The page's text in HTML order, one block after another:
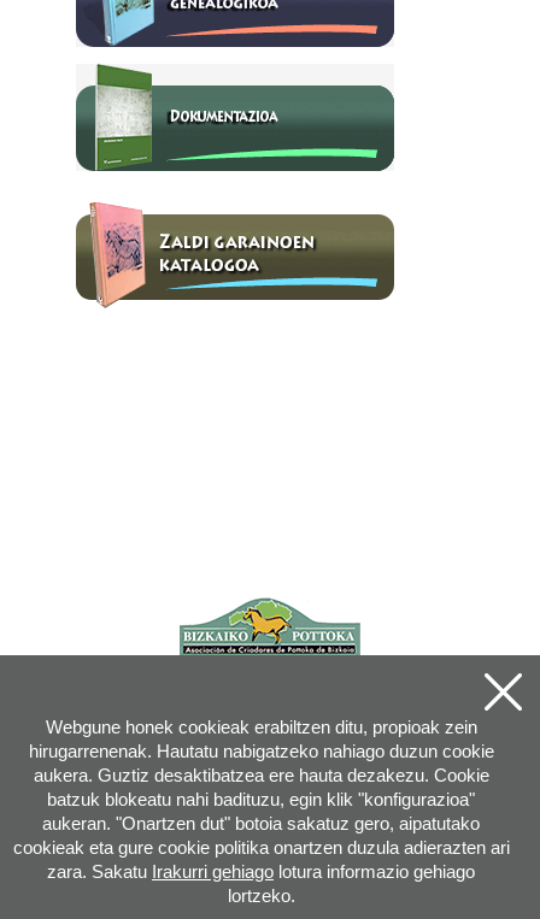
Webgune honek cookieak erabiltzen ditu, propioak zein
hirugarrenenak. Hautatu nabigatzeko nahiago duzun cookie
aukera. Guztiz desaktibatzea ere hauta dezakezu. Cookie
batzuk blokeatu nahi badituzu, egin klik "konfigurazioa"
aukeran. "Onartzen dut" botoia sakatuz gero, aipatutako
cookieak eta gure cookie politika onartzen duzula adierazten ari
zara. Sakatu Irakurri gehiago lotura informazio gehiago
lortzeko.